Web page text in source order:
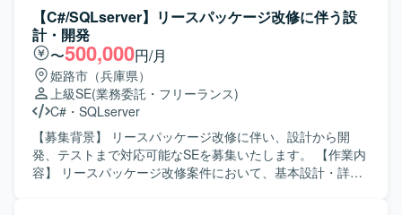
し、既存システムのコード体系変更を含む改修方針の検
討・整理を行います。そのうえで、要件定義から製造、テ
ストまで一連の工程を担当していただきます。 【求める人
物像】 既存資料やソースコードから主体的に調査を行い、
不明点を周囲へ確認しながら進められる方を求めていま
す。また、コミュニケーションが円滑で、チームと協調し
て業務を進められる方を歓迎いたします。 【ポジションの
魅力】 ERP導入という全社的な取り組みにおいて、周辺シ
ステムの改修方針策定から実装・テストまで一貫して携わ
ることができます。要件定義などの上流工程から開発工程
【C#/SQLserver】リースパッケージ改修に伴う設
計・開発
〜500,000円/月
姫路市（兵庫県）
上級SE(業務委託・フリーランス)
C# ・ SQLserver
【募集背景】 リースパッケージ改修に伴い、設計から開
発、テストまで対応可能なSEを募集いたします。 【作業内
容】 リースパッケージ改修案件において、基本設計・詳細